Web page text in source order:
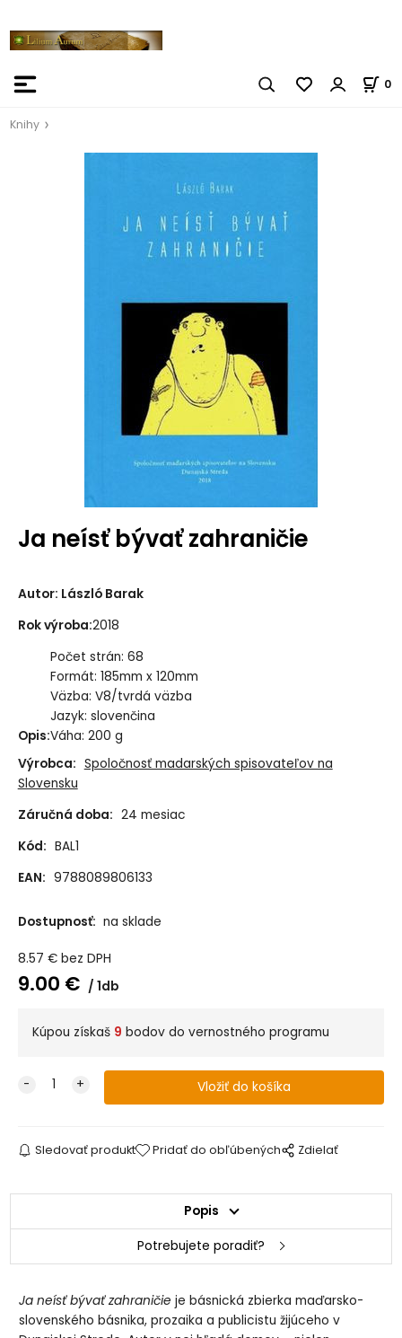
0
Knihy
Ja neísť bývať zahraničie
Autor: László Barak
Rok výroba:2018
Opis:
Počet strán: 68
Formát: 185mm x 120mm
Väzba: V8/tvrdá väzba
Jazyk: slovenčina
Váha: 200 g
Výrobca: Spoločnosť madarských spisovateľov na
Slovensku
Záručná doba: 24 mesiac
Kód: BAL1
EAN: 9788089806133
Dostupnosť: na sklade
8.57 € bez DPH
9.00 € 1db
Kúpou získaš 9 bodov do vernostného programu
Sledovať produkt Pridať do obľúbených Zdielať
Popis
Potrebujete poradiť?
Ja neísť bývať zahraničie je básnická zbierka maďarsko-
slovenského básnika, prozaika a publicistu žijúceho v